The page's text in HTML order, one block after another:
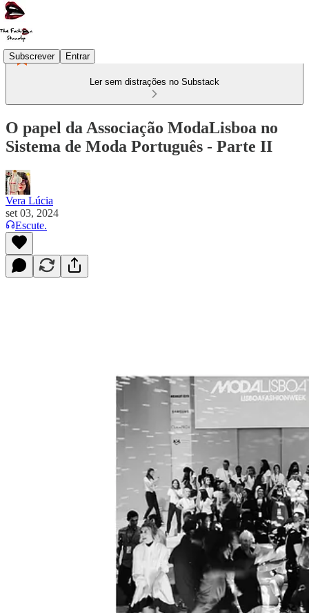
Subscrever Entrar
Ler sem distrações no Substack
O papel da Associação ModaLisboa no
Sistema de Moda Português - Parte II
Vera Lúcia
set 03, 2024
Escute.